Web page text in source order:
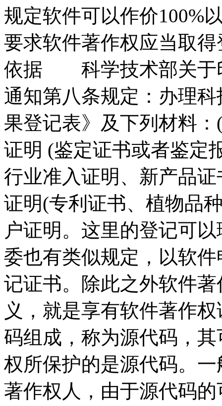
规定软件可以作价100%
要求软件著作权应当取
依据 科学技术部关于
通知第八条规定：办理
果登记表》及下列材料
证明 (鉴定证书或者鉴定
行业准入证明、新产品
证明(专利证书、植物品
户证明。这里的登记可
委也有类似规定，以软
记证书。除此之外软件
义，就是享有软件著作
码组成，称为源代码，
权所保护的是源代码。
著作权人，由于源代码